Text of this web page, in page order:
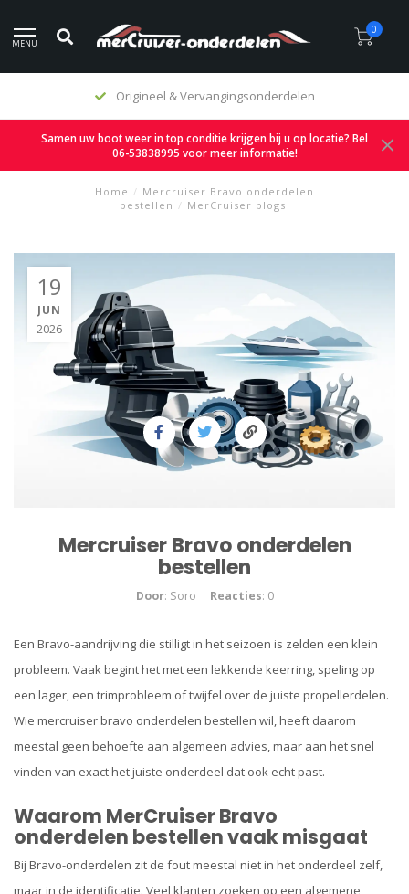
MENU
0
Eerlijke prijzen
Samen uw boot weer in top conditie krijgen bij u op locatie? Bel
06-53838995 voor meer informatie!
Home / Mercruiser Bravo onderdelen
bestellen / MerCruiser blogs
19
JUN
2026
Mercruiser Bravo onderdelen
bestellen
Door: Soro Reacties: 0
Een Bravo-aandrijving die stilligt in het seizoen is zelden een klein
probleem. Vaak begint het met een lekkende keerring, speling op
een lager, een trimprobleem of twijfel over de juiste propellerdelen.
Wie mercruiser bravo onderdelen bestellen wil, heeft daarom
meestal geen behoefte aan algemeen advies, maar aan het snel
vinden van exact het juiste onderdeel dat ook echt past.
Waarom MerCruiser Bravo
onderdelen bestellen vaak misgaat
Bij Bravo-onderdelen zit de fout meestal niet in het onderdeel zelf,
maar in de identificatie. Veel klanten zoeken op een algemene